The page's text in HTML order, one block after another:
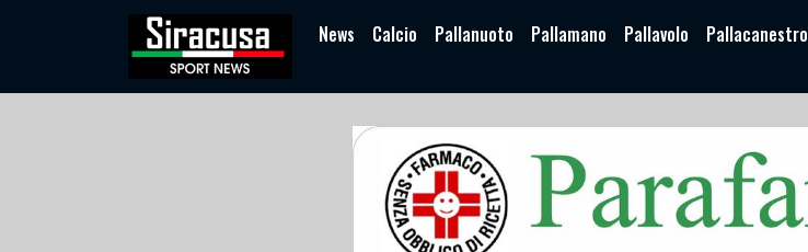
News Calcio Pallanuoto Pallamano Pallavolo Pallacanestro